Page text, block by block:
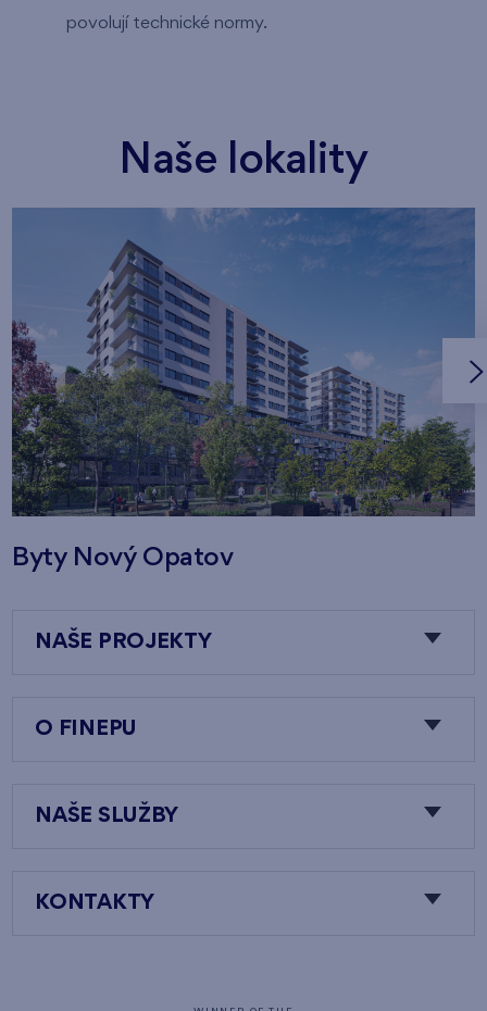
povolují technické normy.
Naše lokality
Byty Nový Opatov
NAŠE PROJEKTY
O FINEPU
NAŠE SLUŽBY
KONTAKTY